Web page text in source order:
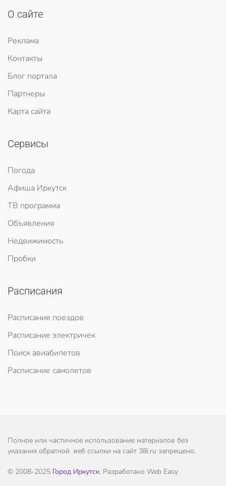
О сайте
Реклама
Контакты
Блог портала
Партнеры
Карта сайта
Сервисы
Погода
Афиша Иркутск
ТВ программа
Объявления
Недвижимость
Пробки
Расписания
Расписание поездов
Расписание электричек
Поиск авиабилетов
Расписание самолетов
Полное или частичное использование материалов без
указания обратной веб ссылки на сайт 38i.ru запрещено.
© 2008-2025 Город Иркутск. Разработано Web Easy